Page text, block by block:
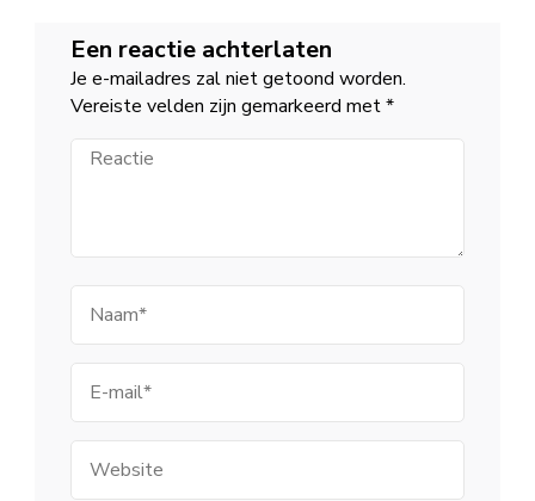
Een reactie achterlaten
Je e-mailadres zal niet getoond worden.
Vereiste velden zijn gemarkeerd met*
Reactie
mail